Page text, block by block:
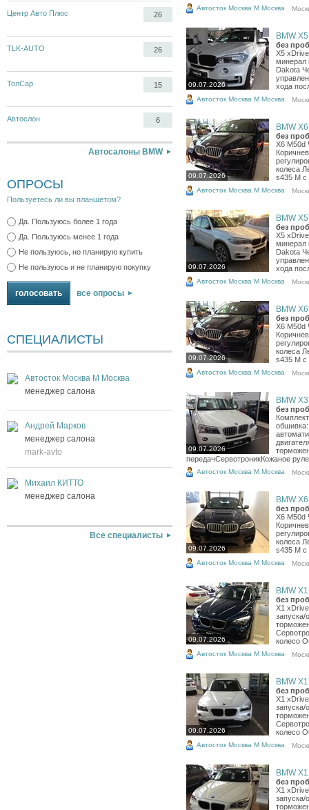
Центр Авто Плюс 26
TLK-AUTO 26
ТолСар 15
Автослон 6
Автосалоны BMW
ОПРОСЫ
Пользуетесь ли вы планшетом?
Да. Пользуюсь более 1 года
Да. Пользуюсь менее 1 года
Не пользуюсь, но планирую купить
Не пользуюсь и не планирую покупку
все опросы
СПЕЦИАЛИСТЫ
Автосток Москва М Москва
менеджер салона
Андрей Марков
менеджер салона
mark-avto
Михаил КИТТО
менеджер салона
Все специалисты
Автосток Москва М Москва
09.07.2026
BMW
без
X5
минерал
Dakota
хода
Автосток Москва М Москва
09.07.2026
BMW
без
X6 M50d
колеса
s435 M
Автосток Москва М Москва
09.07.2026
BMW
без
X5
минерал
Dakota
хода
Автосток Москва М Москва
09.07.2026
BMW
без
X6 M50d
колеса
s435 M
Автосток Москва М Москва
09.07.2026
BMW
без
передачСервотроникКожаное
Автосток Москва М Москва
09.07.2026
BMW
без
X6 M50d
колеса
s435 M
Автосток Москва М Москва
09.07.2026
BMW
без
X1
запуска/
колесо
Автосток Москва М Москва
09.07.2026
BMW
без
X1
запуска/
колесо
Автосток Москва М Москва
BMW
без
X1
запуска/